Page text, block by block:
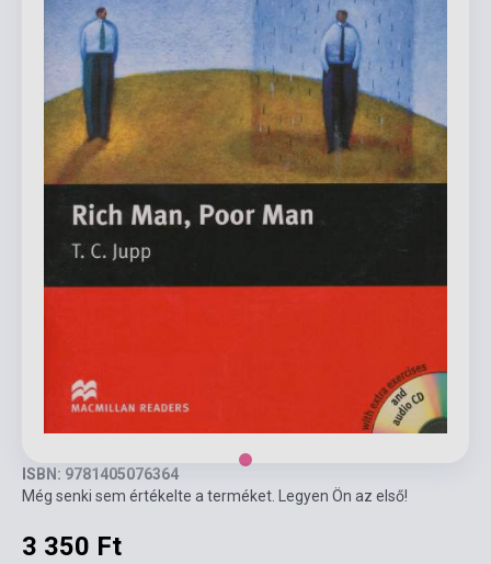
ISBN: 9781405076364
Még senki sem értékelte a terméket. Legyen Ön az első!
3 350 Ft